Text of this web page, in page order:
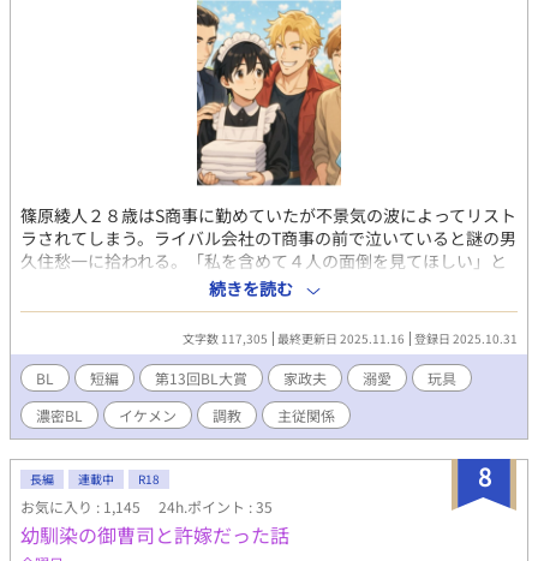
年下攻め、年上受け、などあり。基本は思い違いや食い違いで笑
いを誘うシチュエーションコメディです。後半は、もう溺愛でし
かない！！！ 表紙の絵はらたんさんに描いて頂きました！！あり
がとうございます！！ なろう、pixivにも投稿中。 ただ今改稿
中。ライト文芸。恋愛。年の差。
篠原綾人２８歳はS商事に勤めていたが不景気の波によってリスト
ラされてしまう。ライバル会社のT商事の前で泣いていると謎の男
久住愁一に拾われる。「私を含めて４人の面倒を見てほしい」と
住み込み家政婦＜夫＞バイト月額１００万という破格の条件にあ
っさり快諾。しかし、その兄弟の関係はかなり複雑で・・・！？
毎日兄弟に愛し愛され、ほだされる。俺は一体どうなっちゃうん
だ！ １話完結式の短編でサクッと読めるイケメン兄弟×天然のご
く普通の元サラリーマン💕 糖度高め、エロ多し、イチャイチャ、
甘々、ハードプレイまで色々あります。趣味と妄想と実益を兼ね
て書けるだけ書いていきます。 題名で何となく相手を察していた
だけると嬉しいです。もしもカップリング表記必要でしたらコメ
ントいただけると助かります。
続きを読む
文字数 117,305 最終更新日 2025.11.16 登録日 2025.10.31
BL 短編 第13回BL大賞 家政夫 溺愛
玩具
濃密BL
イケメン 調教 主従関係
8
長編 連載中 R18
お気に入り : 1,145 24h.ポイント : 35
幼馴染の御曹司と許嫁だった話